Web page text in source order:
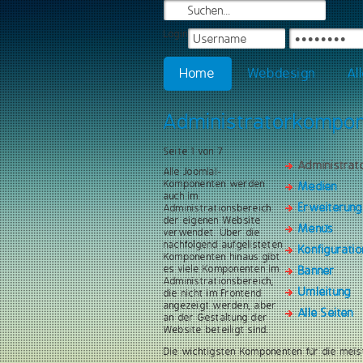
Login
Home Webdesign
Medien
Menüs
Banner
Umleitung
Alle Seiten
Seite 1 von 7
Alle Joomla!-
Komponenten werden
auch im
Administrationsbereich
der eigenen Website
verwendet. Über die
nachfolgend aufgelisteten
Komponenten hinaus gibt
es viele Komponenten im
Administrationsbereich,
die nicht im Frontend
angezeigt werden, aber
an der Gestaltung der
Website beteiligt sind.
Die wichtigsten Komponenten für die